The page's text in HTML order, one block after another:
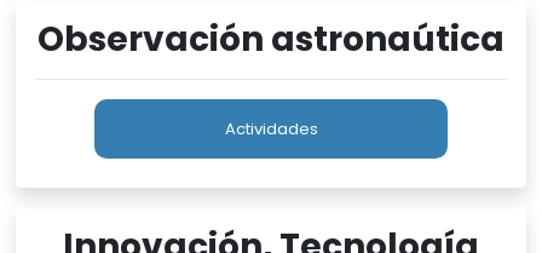
Observación astronaútica
Actividades